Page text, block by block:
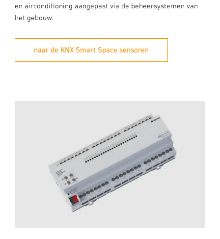
en airconditioning aangepast via de beheersystemen van
het gebouw.
naar de KNX Smart Space sensoren